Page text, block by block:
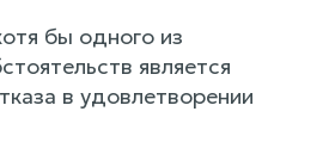
бы одного из
является
в удовлетворении